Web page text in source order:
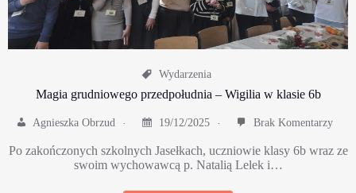
Wydarzenia
Magia grudniowego przedpołudnia – Wigilia w klasie 6b
Agnieszka Obrzud 19/12/2025 Brak Komentarzy
​Po zakończonych szkolnych Jasełkach, uczniowie klasy 6b wraz ze
swoim wychowawcą p. Natalią Lelek i…